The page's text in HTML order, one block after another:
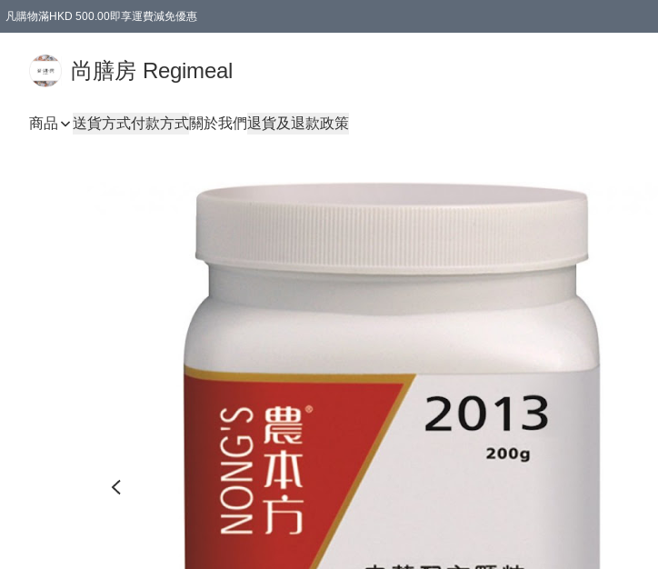
凡購物滿HKD 500.00即享運費減免優惠
尚膳房 Regimeal
商品 送貨方式付款方式關於我們退貨及退款政策